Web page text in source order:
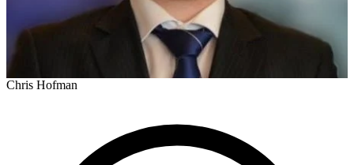
Chris Hofman